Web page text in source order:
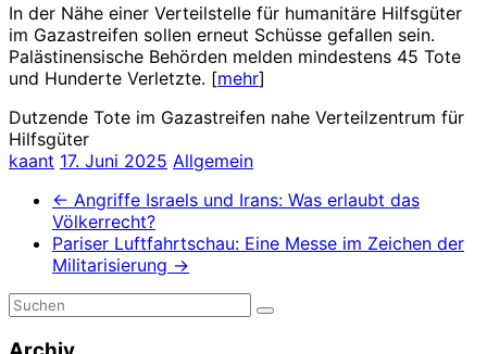
In der Nähe einer Verteilstelle für humanitäre Hilfsgüter
im Gazastreifen sollen erneut Schüsse gefallen sein.
Palästinensische Behörden melden mindestens 45 Tote
und Hunderte Verletzte. [mehr]
Dutzende Tote im Gazastreifen nahe Verteilzentrum für
Hilfsgüter
kaant 17. Juni 2025 Allgemein
← Angriffe Israels und Irans: Was erlaubt das
Völkerrecht?
Pariser Luftfahrtschau: Eine Messe im Zeichen der
Militarisierung →